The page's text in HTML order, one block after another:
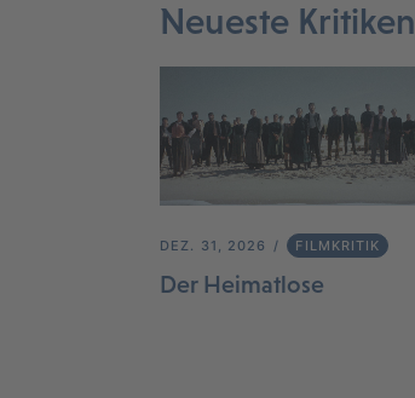
Neueste Kritiken
DEZ. 31, 2026 FILMKRITIK
Der Heimatlose